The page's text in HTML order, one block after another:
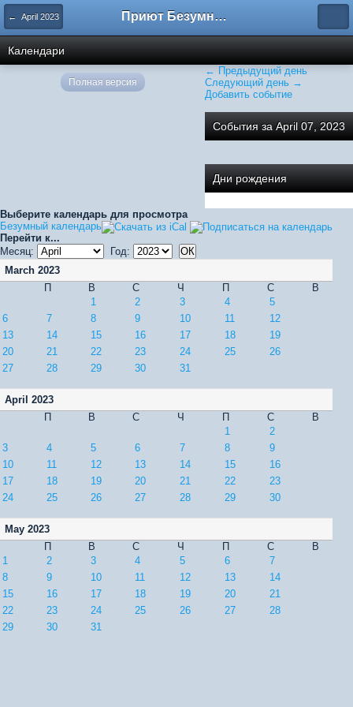
← April 2023 Приют Безумных
Календари
← Предыдущий день
Следующий день →
Добавить событие
События за April 07, 2023
Дни рождения
Выберите календарь для просмотра
Безумный календарь
Перейти к...
Месяц:
Год:
March 2023
П
В С Ч П С
В
1
2 3 4
5
6
7 8 9 10 11
12
13
14 15 16 17 18
19
20
21 22 23 24 25
26
27
28 29 30 31
April 2023
П
В С Ч П С
В
1
2
3
4 5 6 7 8
9
10
11 12 13 14 15
16
17
18 19 20 21 22
23
24
25 26 27 28 29 30
May 2023
П
В С Ч П С
В
1
2 3 4 5 6
7
8
9 10 11 12 13
14
15
16 17 18 19 20
21
22
23 24 25 26 27
28
29
30 31
Полная версия